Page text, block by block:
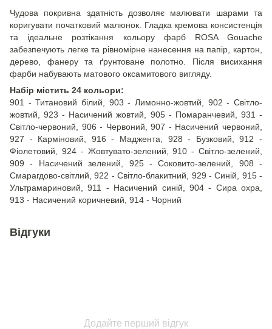
Чудова покривна здатність дозволяє малювати шарами та
коригувати початковий малюнок. Гладка кремова консистенція
та ідеальне розтікання кольору фарб ROSA Gouache
забезпечують легке та рівномірне нанесення на папір, картон,
дерево, фанеру та ґрунтоване полотно. Після висихання
фарби набувають матового оксамитового вигляду.
Набір містить 24 кольори:
901 - Титановий білий, 903 - Лимонно-жовтий, 902 - Світло-
жовтий, 923 - Насичений жовтий, 905 - Помаранчевий, 931 -
Світло-червоний, 906 - Червоний, 907 - Насичений червоний,
927 - Карміновий, 916 - Маджента, 928 - Бузковий, 912 -
Фіолетовий, 924 - Жовтувато-зелений, 910 - Світло-зелений,
909 - Насичений зелений, 925 - Соковито-зелений, 908 -
Смарагдово-світлий, 922 - Світло-блакитний, 929 - Синій, 915 -
Ультрамариновий, 911 - Насичений синій, 904 - Сира охра,
913 - Насичений коричневий, 914 - Чорний
Відгуки
Додайте перший відгук